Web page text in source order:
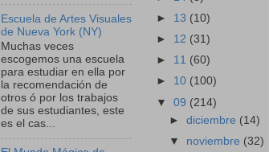
Escuela de Artes Visuales
de Nueva York (NY)
Muchas veces
escogemos una escuela
para estudiar en ella por
la recomendación de
otros ó por los trabajos
de sus estudiantes, este
es el cas...
► 13 (10)
► 12 (31)
► 11 (60)
► 10 (100)
▼ 09 (214)
►diciembre (14)
▼ noviembre (32)